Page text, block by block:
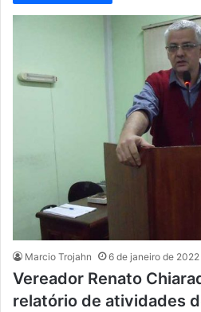
Marcio Trojahn 6 de janeiro de 2022
Vereador Renato
relatório de atividades